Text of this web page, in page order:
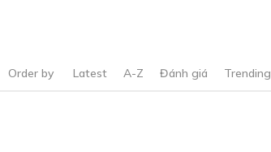
Order by Latest A-Z Đánh giá Trending